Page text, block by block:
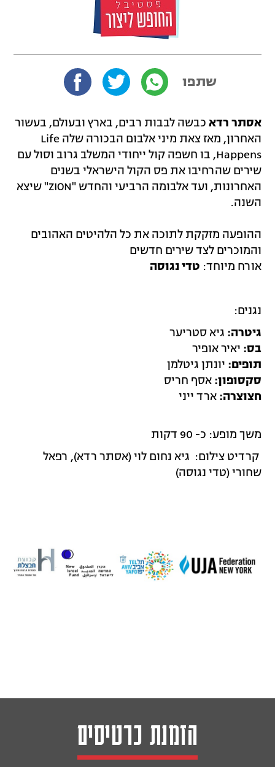
שתפו
אסתר רדא כבשה לבבות רבים, בארץ ובעולם, בעשור
האחרון, מאז צאת מיני אלבום הבכורה שלה Life
Happens, בו חשפה קול ייחודי המשלב גרוב וסול עם
שירים שהרחיבו את פס הקול הישראלי בשנים
האחרונות, ועד אלבומה הרביעי והחדש "ZION" שיצא
השנה.
ההופעה מזקקת לתוכה את כל הלהיטים האהובים
והמוכרים לצד שירים חדשים
אורח מיוחד: טדי נגוסה
נגנים:
גיטרה: גיא סטריער
בס: יאיר אופיר
תופים: יונתן גיטלמן
סקסופון: אסף חריס
חצוצרה: ארד ייני
משך מופע: כ- 90 דקות
קרדיט צילום: גיא נחום לוי (אסתר רדא), רפאל
שחורי (טדי נגוסה)
הזמנת כרטיסים